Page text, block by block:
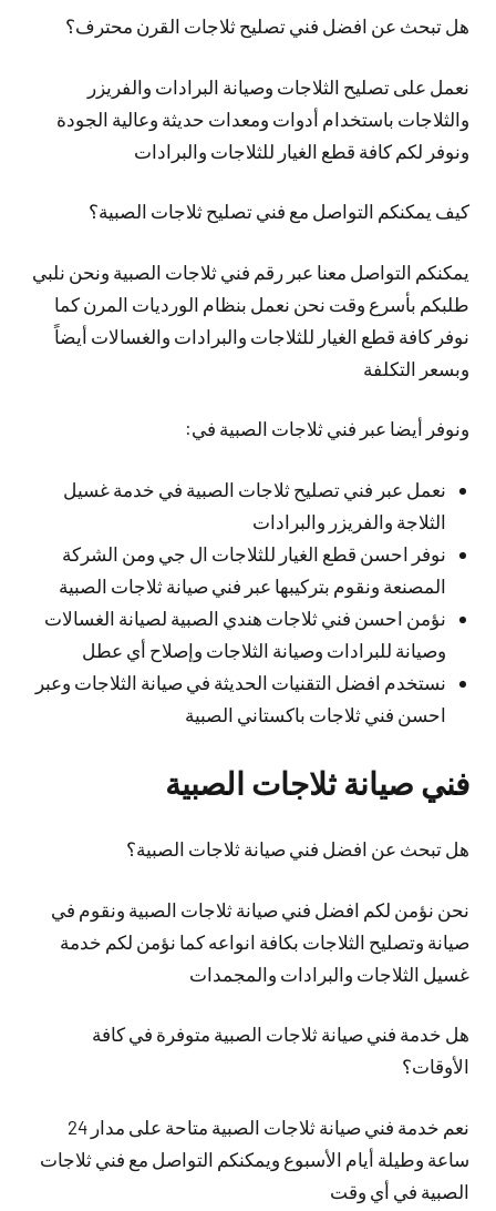
هل تبحث عن افضل فني تصليح ثلاجات القرن محترف؟
نعمل على تصليح الثلاجات وصيانة البرادات والفريزر
والثلاجات باستخدام أدوات ومعدات حديثة وعالية الجودة
ونوفر لكم كافة قطع الغيار للثلاجات والبرادات
كيف يمكنكم التواصل مع فني تصليح ثلاجات الصبية؟
يمكنكم التواصل معنا عبر رقم فني ثلاجات الصبية ونحن نلبي
طلبكم بأسرع وقت نحن نعمل بنظام الورديات المرن كما
نوفر كافة قطع الغيار للثلاجات والبرادات والغسالات أيضاً
وبسعر التكلفة
ونوفر أيضا عبر فني ثلاجات الصبية في:
نعمل عبر فني تصليح ثلاجات الصبية في خدمة غسيل
الثلاجة والفريزر والبرادات
نوفر احسن قطع الغيار للثلاجات ال جي ومن الشركة
المصنعة ونقوم بتركيبها عبر فني صيانة ثلاجات الصبية
نؤمن احسن فني ثلاجات هندي الصبية لصيانة الغسالات
وصيانة للبرادات وصيانة الثلاجات وإصلاح أي عطل
نستخدم افضل التقنيات الحديثة في صيانة الثلاجات وعبر
احسن فني ثلاجات باكستاني الصبية
فني صيانة ثلاجات الصبية
هل تبحث عن افضل فني صيانة ثلاجات الصبية؟
نحن نؤمن لكم افضل فني صيانة ثلاجات الصبية ونقوم في
صيانة وتصليح الثلاجات بكافة انواعه كما نؤمن لكم خدمة
غسيل الثلاجات والبرادات والمجمدات
هل خدمة فني صيانة ثلاجات الصبية متوفرة في كافة
الأوقات؟
نعم خدمة فني صيانة ثلاجات الصبية متاحة على مدار 24
ساعة وطيلة أيام الأسبوع ويمكنكم التواصل مع فني ثلاجات
الصبية في أي وقت